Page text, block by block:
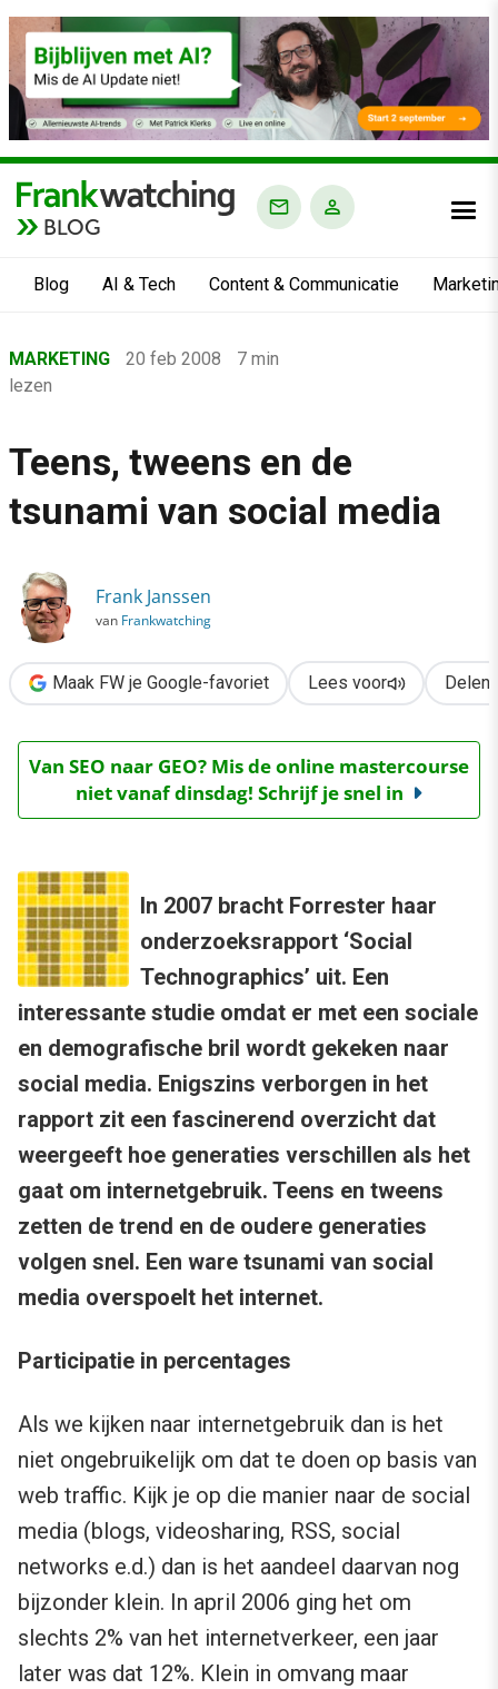
BLOG
Blog AI & Tech Content & Communicatie
›
Marketing
›
MARKETING 20 feb 2008
7 min
lezen
Teens, tweens en de
tsunami van social media
Frank Janssen
van Frankwatching
Maak FW je Google-favoriet Lees voor Delen
Van SEO naar GEO? Mis de online mastercourse
niet vanaf dinsdag! Schrijf je snel in
In 2007 bracht Forrester haar
onderzoeksrapport ‘Social
Technographics’ uit. Een
interessante studie omdat er met een sociale
en demografische bril wordt gekeken naar
social media. Enigszins verborgen in het
rapport zit een fascinerend overzicht dat
weergeeft hoe generaties verschillen als het
gaat om internetgebruik. Teens en tweens
zetten de trend en de oudere generaties
volgen snel. Een ware tsunami van social
media overspoelt het internet.
Participatie in percentages
Als we kijken naar internetgebruik dan is het
niet ongebruikelijk om dat te doen op basis van
web traffic. Kijk je op die manier naar de social
media (blogs, videosharing, RSS, social
networks e.d.) dan is het aandeel daarvan nog
bijzonder klein. In april 2006 ging het om
slechts 2% van het internetverkeer, een jaar
later was dat 12%. Klein in omvang maar